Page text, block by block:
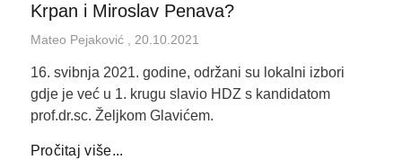
Krpan i Miroslav Penava?
Mateo Pejaković 20.10.2021
16. svibnja 2021. godine, održani su lokalni izbori
gdje je već u 1. krugu slavio HDZ s kandidatom
prof.dr.sc. Željkom Glavićem.
Pročitaj više...